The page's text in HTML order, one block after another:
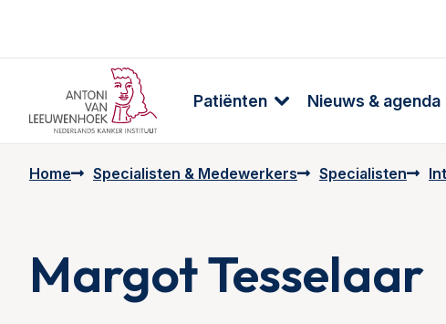
Patiënten Nieuws & agenda
Home Specialisten & Medewerkers Specialisten
Margot Tesselaar